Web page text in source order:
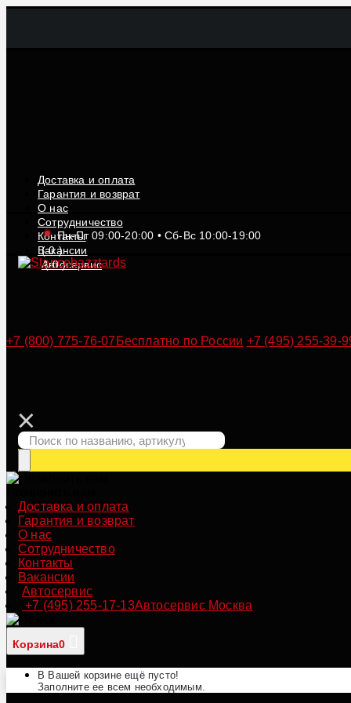
Доставка и оплата
Гарантия и возврат
О нас
Сотрудничество
Контакты
Вакансии
Автосервис
Пн-Пт 09:00-20:00 • Сб-Вс 10:00-19:00
(0)
(0)
+7 (800) 775-76-07 Бесплатно по России +7 (495) 255-39-
Доставка и оплата
Гарантия и возврат
О нас
Сотрудничество
Контакты
Вакансии
Автосервис
+7 (495) 255-17-13Автосервис Москва
Корзина0
В Вашей корзине ещё пусто!
Заполните ее всем необходимым.